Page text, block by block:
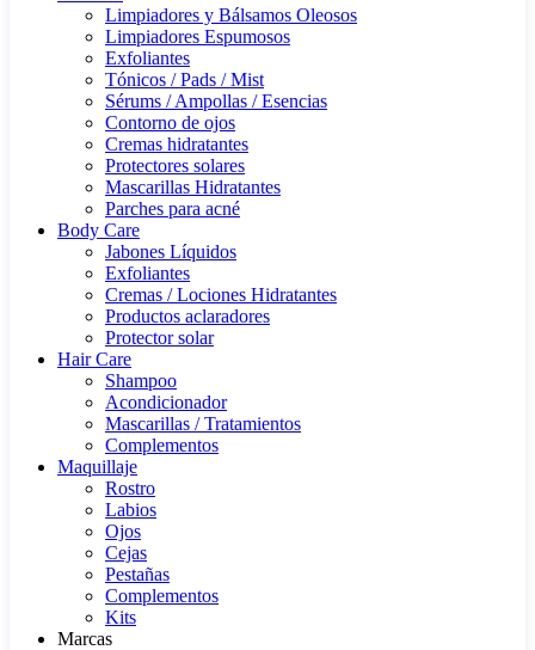
Limpiadores y Bálsamos Oleosos
Limpiadores Espumosos
Exfoliantes
Tónicos / Pads / Mist
Sérums / Ampollas / Esencias
Contorno de ojos
Cremas hidratantes
Protectores solares
Mascarillas Hidratantes
Parches para acné
Body Care
Jabones Líquidos
Exfoliantes
Cremas / Lociones Hidratantes
Productos aclaradores
Protector solar
Hair Care
Shampoo
Acondicionador
Mascarillas / Tratamientos
Complementos
Maquillaje
Rostro
Labios
Ojos
Cejas
Pestañas
Complementos
Kits
Marcas